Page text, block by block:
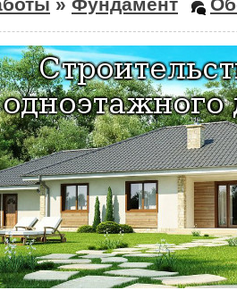
» Фундамент